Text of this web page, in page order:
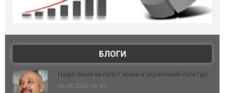
БЛОГИ
Надія лише на культ жінки в українській культурі
06.08.2026 08:49